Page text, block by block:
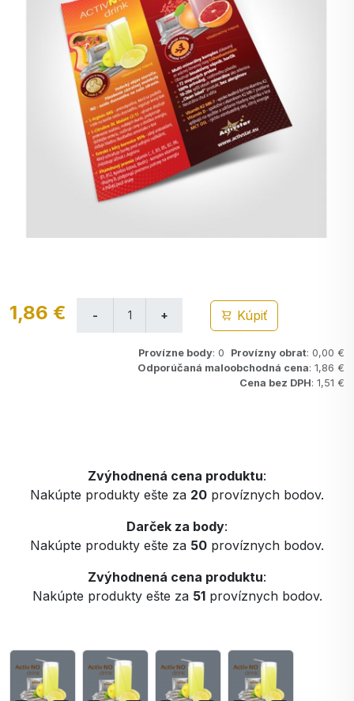
1,86 € Kúpiť
Provízne body: 0 Provízny obrat: 0,00 €
Odporúčaná maloobchodná cena: 1,86 €
Cena bez DPH: 1,51 €
Zvýhodnená cena produktu:
Nakúpte produkty ešte za 20 províznych bodov.
Darček za body:
Nakúpte produkty ešte za 50 províznych bodov.
Zvýhodnená cena produktu:
Nakúpte produkty ešte za 51províznych bodov.